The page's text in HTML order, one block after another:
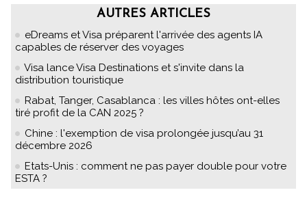
AUTRES ARTICLES
eDreams et Visa préparent l'arrivée des agents IA
capables de réserver des voyages
Visa lance Visa Destinations et s'invite dans la
distribution touristique
Rabat, Tanger, Casablanca : les villes hôtes ont-elles
tiré profit de la CAN 2025 ?
Chine : l'exemption de visa prolongée jusqu’au 31
décembre 2026
Etats-Unis : comment ne pas payer double pour votre
ESTA ?